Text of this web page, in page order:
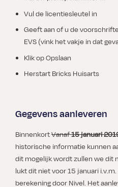
Vul de licentiesleutel in
Geeft aan of u de
EVS (vink het vakje in dat
Klik op Opslaan
Herstart Bricks Huisarts
Gegevens aanleveren
BinnenkortVanaf15 januari
historische informatie kunnen
dit mogelijk wordt zullen we dit
lukt dit niet voor 15 januari
berekening door Nivel. Het